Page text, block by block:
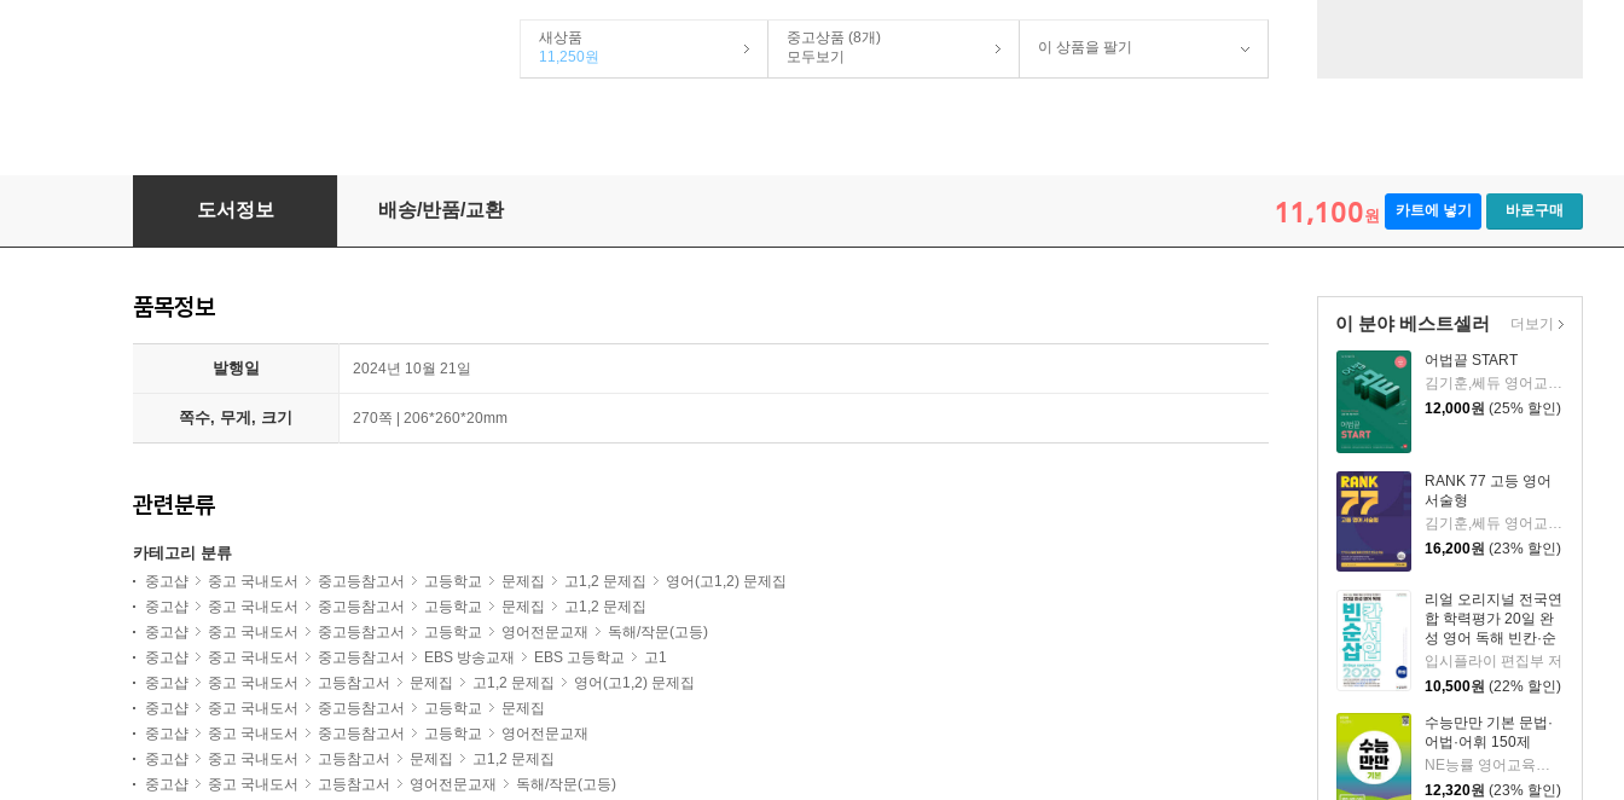
새상품
11,250원
중고상품 (8개)
모두보기
이 상품을 팔기
EBS 올림포스 영어독해 9대 변별유형 (2025년)
도서정보 배송/반품/교환 11,100원 카트에 넣기 바로구매
이 분야 베스트셀러
어법끝 START
김기훈,쎄듀 영어교육연구센터 공저
12,000원 (25% 할인)
RANK 77 고등 영어
서술형
김기훈,쎄듀 영어교육연구센터 공저
16,200원 (23% 할인)
리얼 오리지널 전국연
합 학력평가 20일 완
성 영어 독해 빈칸·순
서·삽입 완성 (2025년
입시플라이 편집부 저
10,500원 (22% 할인)
수능만만 기본 문법·
어법·어휘 150제
12,320원 (23% 할인)
더보기
품목정보
발행일 2024년 10월 21일
쪽수, 무게, 크기 270쪽 | 206*260*20mm
관련분류
카테고리 분류
중고샵 중고 국내도서 중고등참고서 고등학교 문제집 고1,2 문제집
영어(고1,2) 문제집
중고샵
중고 국내도서 중고등참고서 고등학교 문제집
고1,2 문제집
중고샵
중고 국내도서 중고등참고서 고등학교 영어전문교재
독해/작문(고등)
중고샵
중고 국내도서 중고등참고서 EBS 방송교재 EBS 고등학교
고1
중고샵
중고 국내도서 고등참고서 문제집 고1,2 문제집
영어(고1,2) 문제집
중고샵
중고 국내도서 중고등참고서 고등학교
문제집
중고샵
중고 국내도서 중고등참고서 고등학교
영어전문교재
중고샵
중고 국내도서 고등참고서 문제집
고1,2 문제집
중고샵
중고 국내도서 고등참고서 영어전문교재
독해/작문(고등)